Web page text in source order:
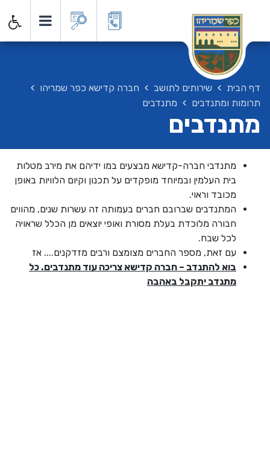
דף הבית שירותים לתושב
חברה קדישא כפר שמריהו
תרומות ומתנדבים
מתנדבים
מתנדבים
מתנדבי חברה-קדישא מבצעים במו ידיהם את מירב מטלות
בית העלמין ובמיוחד מופקדים על תכנון וקיום הלוויות באופן
מכובד וראוי.
המתנדבים שברובם חברים בעמותה זה עשרות שנים, מהווים
חבורה מלוכדת בעלת מסורת ואופי יוצאים מן הכלל שראויה
לכל שבח.
עם זאת, מספר החברים מצומצם ורבים מזדקנים.... אז
בוא להתנדב – חברה קדישא צריכה עוד מתנדבים. כל
מתנדב יתקבל באהבה